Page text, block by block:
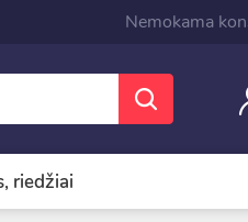
Nemokama
riedžiai